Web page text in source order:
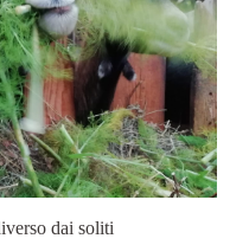
dai soliti